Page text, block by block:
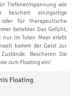
Tiefenentspannung wie
einzigartige
oder für therapeutische
beliebter. Das Gefühl,
nur im Toten Meer erlebt
kommt der Geist zur
Bescheren Sie
zum Floating ein!
Floating